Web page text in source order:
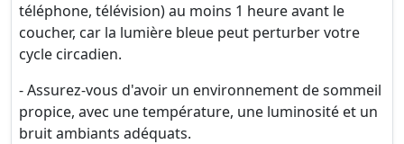
téléphone, télévision) au moins 1 heure avant le
coucher, car la lumière bleue peut perturber votre
cycle circadien.
- Assurez-vous d'avoir un environnement de sommeil
propice, avec une température, une luminosité et un
bruit ambiants adéquats.